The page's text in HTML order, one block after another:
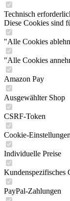
Technisch
Diese Cookies sind
"Alle Cookies
"Alle Cookies
Amazon Pay
Ausgewählter Shop
CSRF-Token
Cookie-Einstellungen
Individuelle Preise
Kundenspezifisches
PayPal-Zahlungen